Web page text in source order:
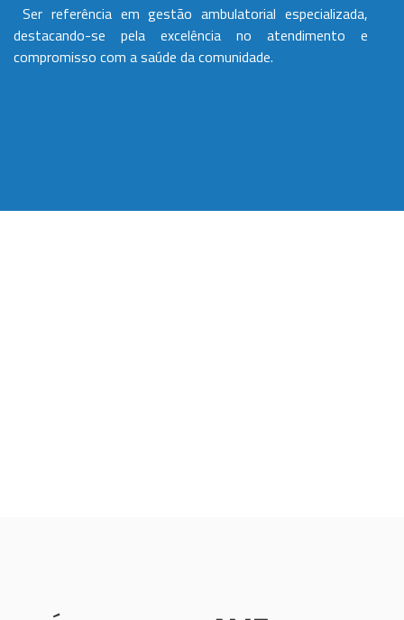
Ser referência em gestão ambulatorial especializada,
destacando-se pela excelência no atendimento e
compromisso com a saúde da comunidade.